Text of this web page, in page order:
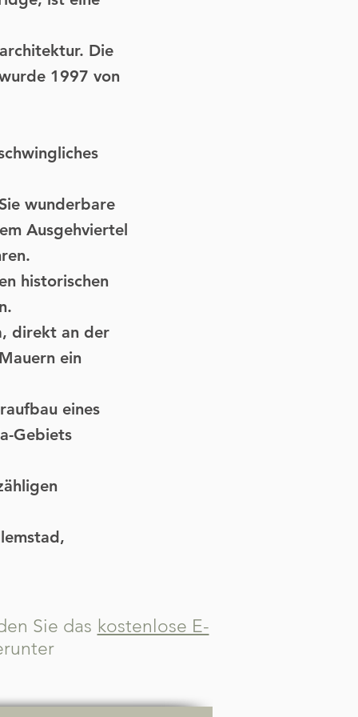
Die
1997 von
wunderbare
Ausgehviertel
historischen
direkt an der
ein
eines
Gebiets
Sie das kostenlose E-